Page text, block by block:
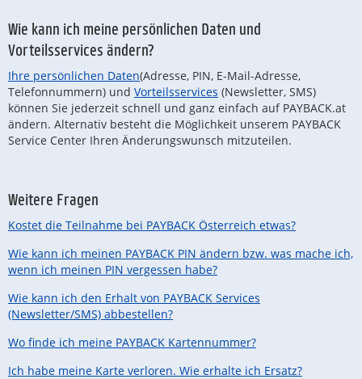
Wie kann ich meine persönlichen Daten und
Vorteilsservices ändern?
Ihre persönlichen Daten(Adresse, PIN, E-Mail-Adresse,
Telefonnummern) und Vorteilsservices (Newsletter, SMS)
können Sie jederzeit schnell und ganz einfach auf PAYBACK.at
ändern. Alternativ besteht die Möglichkeit unserem PAYBACK
Service Center Ihren Änderungswunsch mitzuteilen.
Weitere Fragen
Kostet die Teilnahme bei PAYBACK Österreich etwas?
Wie kann ich meinen PAYBACK PIN ändern bzw. was mache ich,
wenn ich meinen PIN vergessen habe?
Wie kann ich den Erhalt von PAYBACK Services
(Newsletter/SMS) abbestellen?
Wo finde ich meine PAYBACK Kartennummer?
Ich habe meine Karte verloren. Wie erhalte ich Ersatz?